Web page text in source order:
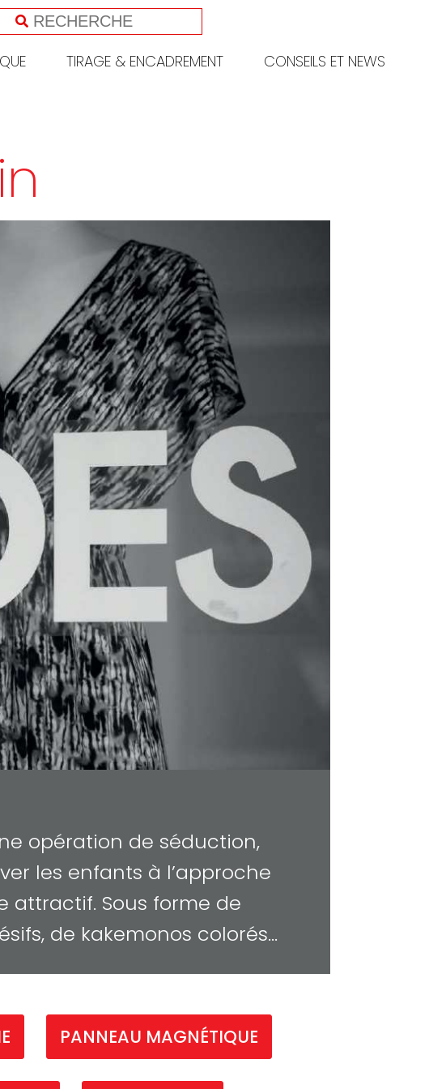
TIRAGE & ENCADREMENT
CONSEILS ET NEWS
opération de séduction,
les enfants à l’approche
attractif. Sous forme de
de kakemonos colorés…
PANNEAU MAGNÉTIQUE